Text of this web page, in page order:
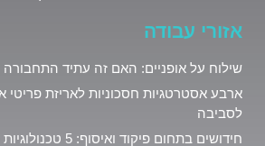
אזורי עבודה
שילוח על אופניים: האם זה עתיד התחבורה
ארבע אסטרטגיות חסכוניות לאריזת פריטי
לסביבה
חידושים בתחום פיקוד ואיסוף: 5 טכנולוגיות חדשות לשנת 2025